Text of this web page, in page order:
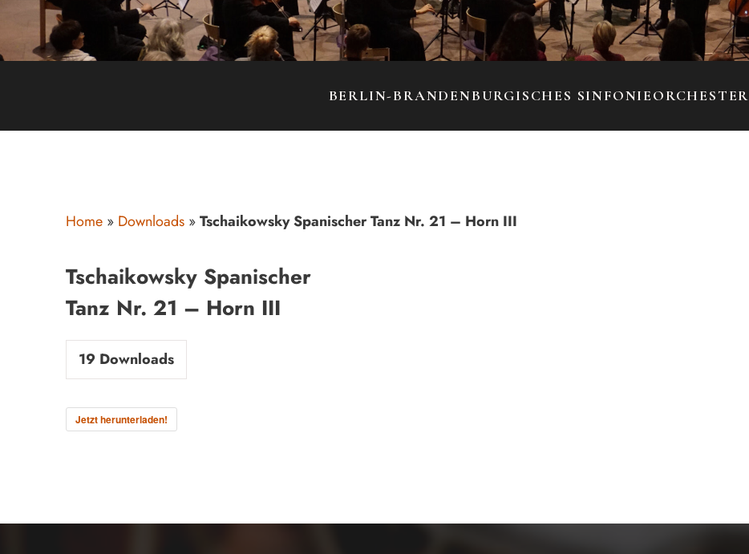
BERLIN-BRANDENBURGISCHES SINFONIEORCHESTER
Home » Downloads »Tschaikowsky Spanischer Tanz Nr. 21 – Horn III
Tschaikowsky Spanischer
Tanz Nr. 21 – Horn III
19 Downloads
Jetzt herunterladen!